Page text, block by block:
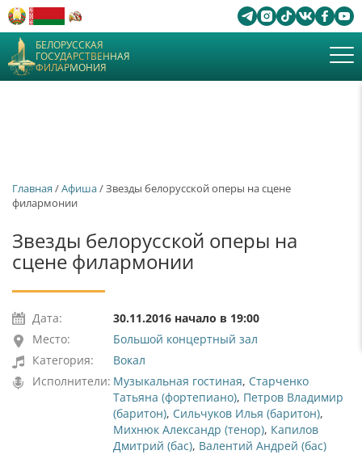
БЕЛОРУССКАЯ
ГОСУДАРСТВЕННАЯ
ФИЛАРМОНИЯ
Главная /Афиша/ Звезды белорусской оперы на сцене
филармонии
Звезды белорусской оперы на
сцене филармонии
Дата:
30.11.2016 начало в 19:00
Место:
Большой концертный зал
Категория:
Вокал
Исполнители: Музыкальная гостиная, Старченко
Татьяна (фортепиано), Петров Владимир
(баритон), Сильчуков Илья (баритон),
Михнюк Александр (тенор), Капилов
Дмитрий (бас), Валентий Андрей (бас)